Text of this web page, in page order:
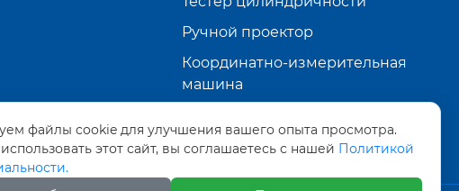
Ручной проектор
Координатно-измерительная
машина
изображения
файлы cookie для улучшения вашего опыта просмотра.
этот сайт, вы соглашаетесь с нашей Политикой